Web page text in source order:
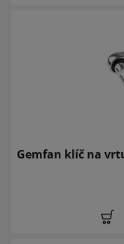
Gemfan klíč na